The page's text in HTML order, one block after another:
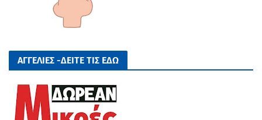
ΑΓΓΕΛΙΕΣ -ΔΕΙΤΕ ΤΙΣ ΕΔΩ